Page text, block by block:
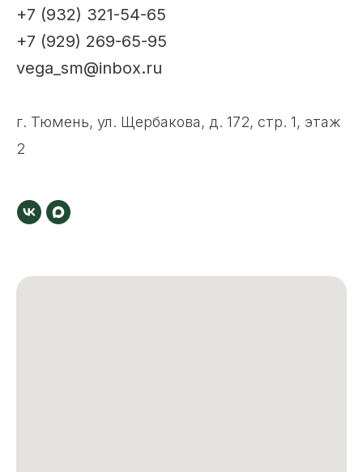
+7 (932) 321-54-65
+7 (929) 269-65-95
vega_sm@inbox.ru
г. Тюмень, ул. Щербакова, д. 172, стр. 1, этаж
2